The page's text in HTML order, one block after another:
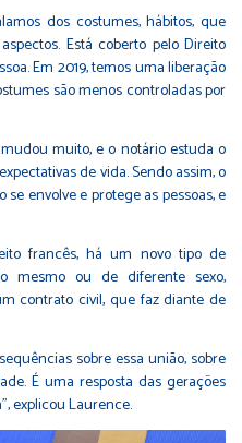
dos costumes, hábitos, que
Está coberto pelo Direito
Em 2019, temos uma liberação
são menos controladas por
muito, e o notário estuda o
de vida. Sendo assim, o
envolve e protege as pessoas, e
francês, há um novo tipo de
mesmo ou de diferente sexo,
contrato civil, que faz diante de
sobre essa união, sobre
É uma resposta das gerações
explicou Laurence.